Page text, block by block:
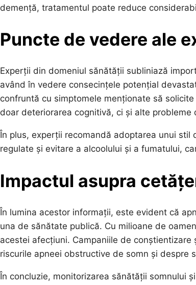
demență, tratamentul poate reduce
Puncte de vedere ale
Experții din domeniul sănătății subliniază
având în vedere consecințele potențial
confruntă cu simptomele menționate să
doar deteriorarea cognitivă, ci și alte probleme
În plus, experții recomandă adoptarea unui
regulate și evitare a alcoolului și a fumatului,
Impactul asupra
În lumina acestor informații, este evident că
una de sănătate publică. Cu milioane de
acestei afecțiuni. Campaniile de
riscurile apneei obstructive de somn și despre
În concluzie, monitorizarea sănătății somnului